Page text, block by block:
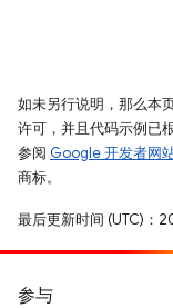
如未另行说明，那么本
许可，并且代码示例已
参阅 Google 开发者网
商标。
最后更新时间 (UTC)：
参与